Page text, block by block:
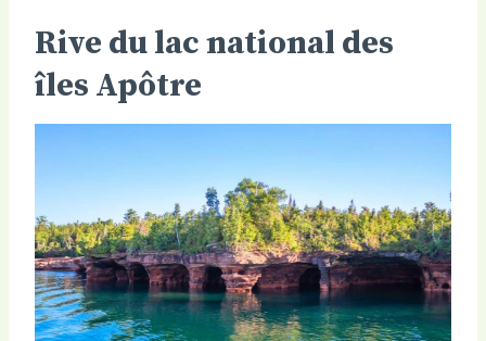
Rive du lac national des
îles Apôtre